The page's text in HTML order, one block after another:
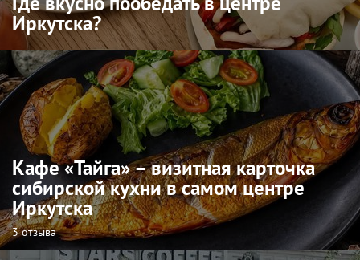
Иркутска?
Кафе «Тайга» – визитная карточка
сибирской кухни в самом центре
Иркутска
3 отзыва